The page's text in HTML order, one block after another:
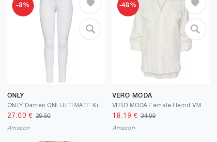
-8%
ONLY
27.00 €29.50
Amazon
-48%
VERO MODA
18.19 € 34.99
Amazon